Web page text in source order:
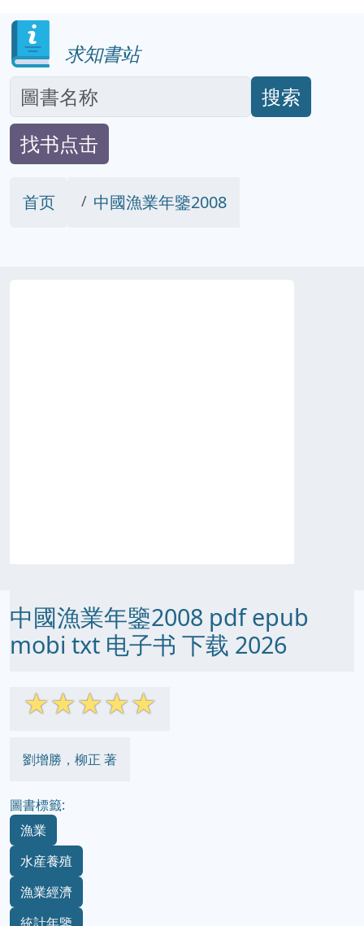
求知書站
搜索
找书点击
首页 中國漁業年鑒2008
中國漁業年鑒2008 pdf epub
mobi txt 电子书 下载 2026
☆☆☆☆☆
劉增勝，柳正 著
圖書標籤:
漁業
水産養殖
漁業經濟